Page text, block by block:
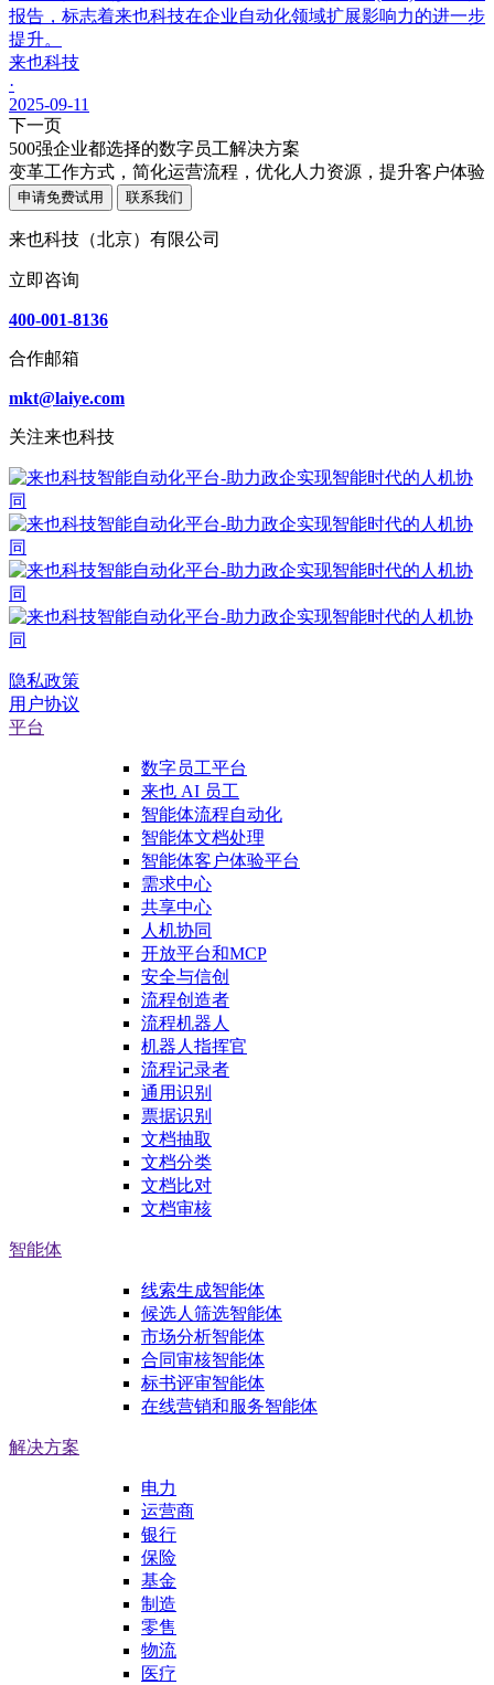
报告，标志着来也科技在企业自动化领域扩展影响力的进一步
提升。
来也科技
·
2025-09-11
下一页
500强企业都选择的数字员工解决方案
变革工作方式，简化运营流程，优化人力资源，提升客户体验
申请免费试用 联系我们
来也科技（北京）有限公司
立即咨询
400-001-8136
合作邮箱
mkt@laiye.com
关注来也科技
隐私政策
用户协议
平台
数字员工平台
来也 AI 员工
智能体流程自动化
智能体文档处理
智能体客户体验平台
需求中心
共享中心
人机协同
开放平台和MCP
安全与信创
流程创造者
流程机器人
机器人指挥官
流程记录者
通用识别
票据识别
文档抽取
文档分类
文档比对
文档审核
智能体
线索生成智能体
候选人筛选智能体
市场分析智能体
合同审核智能体
标书评审智能体
在线营销和服务智能体
解决方案
电力
运营商
银行
保险
基金
制造
零售
物流
医疗